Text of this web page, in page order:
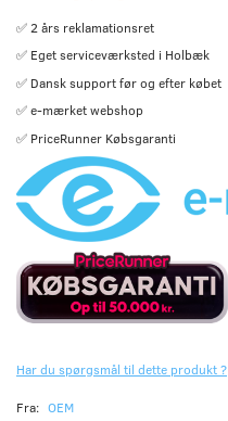
✅ 2 års reklamationsret
✅ Eget serviceværksted i Holbæk
✅ Dansk support før og efter købet
✅ e-mærket webshop
✅ PriceRunner Købsgaranti
Har du spørgsmål til dette produkt ?
Fra: OEM